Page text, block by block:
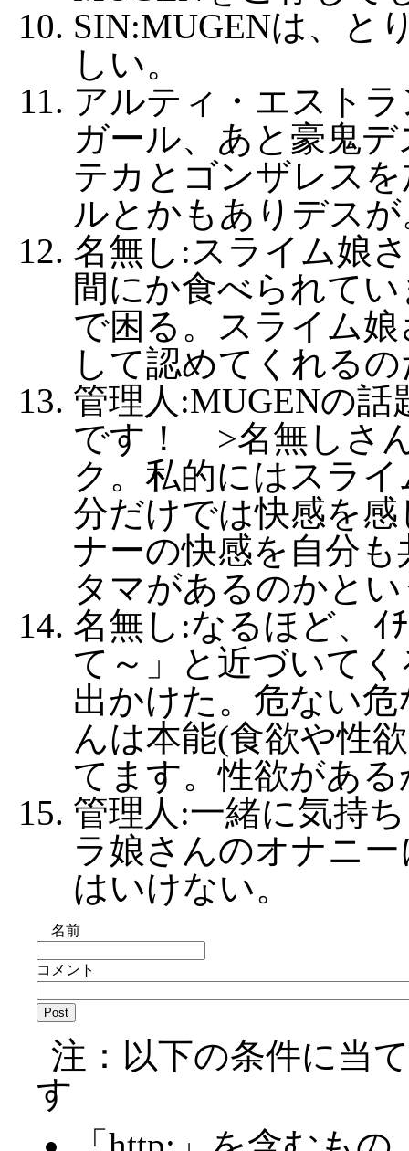
SIN:MUGENは、と
しい。
アルティ・エスト
ガール、あと豪鬼
テカとゴンザレス
ルとかもありデスが
名無し:スライム娘
間にか食べられて
で困る。スライム
して認めてくれる
管理人:MUGENの
です！ >名無しさ
ク。私的にはスラ
分だけでは快感を
ナーの快感を自分
タマがあるのかと
名無し:なるほど、ｲ
て～」と近づいて
出かけた。危ない
んは本能(食欲や性
てます。性欲があ
管理人:一緒に気持
ラ娘さんのオナニ
はいけない。
名前
コメント
注：以下の条件に当
す